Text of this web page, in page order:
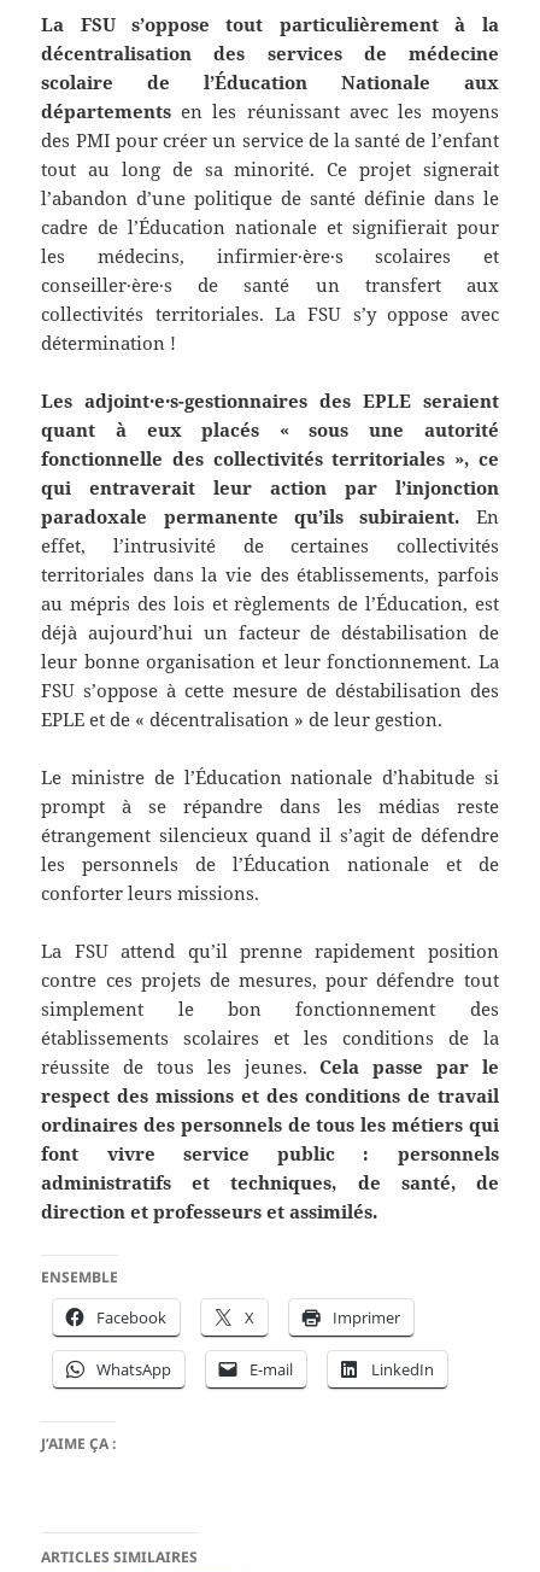
La FSU s’oppose tout particulièrement à la
décentralisation des services de médecine
scolaire de l’Éducation Nationale aux
départements en les réunissant avec les moyens
des PMI pour créer un service de la santé de l’enfant
tout au long de sa minorité. Ce projet signerait
l’abandon d’une politique de santé définie dans le
cadre de l’Éducation nationale et signifierait pour
les médecins, infirmier·ère·s scolaires et
conseiller·ère·s de santé un transfert aux
collectivités territoriales. La FSU s’y oppose avec
détermination !
Les adjoint·e·s-gestionnaires des EPLE seraient
quant à eux placés « sous une autorité
fonctionnelle des collectivités territoriales », ce
qui entraverait leur action par l’injonction
paradoxale permanente qu’ils subiraient. En
effet, l’intrusivité de certaines collectivités
territoriales dans la vie des établissements, parfois
au mépris des lois et règlements de l’Éducation, est
déjà aujourd’hui un facteur de déstabilisation de
leur bonne organisation et leur fonctionnement. La
FSU s’oppose à cette mesure de déstabilisation des
EPLE et de « décentralisation » de leur gestion.
Le ministre de l’Éducation nationale d’habitude si
prompt à se répandre dans les médias reste
étrangement silencieux quand il s’agit de défendre
les personnels de l’Éducation nationale et de
conforter leurs missions.
La FSU attend qu’il prenne rapidement position
contre ces projets de mesures, pour défendre tout
simplement le bon fonctionnement des
établissements scolaires et les conditions de la
réussite de tous les jeunes.Cela passe par le
respect des missions et des conditions de travail
ordinaires des personnels de tous les métiers qui
font vivre service public : personnels
administratifs et techniques, de santé, de
direction et professeurs et assimilés.
ENSEMBLE
Facebook X Imprimer
WhatsApp E-mail LinkedIn
J’AIME ÇA :
ARTICLES SIMILAIRES